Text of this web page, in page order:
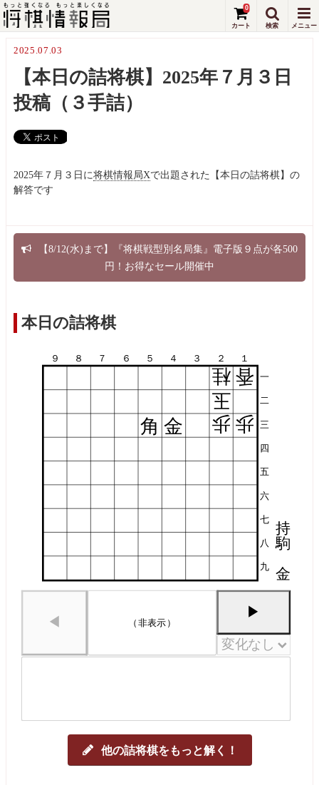
0
2025.07.03
【本日の詰将棋】2025年７月３日
投稿（３手詰）
2025年７月３日に将棋情報局Xで出題された【本日の詰将棋】の
解答です
【8/12(水)まで】『将棋戦型別名局集』電子版９点が各500
円！お得なセール開催中
本日の詰将棋
９
一
８
二
７
三
６
四
５
五
４
六
３
七
２
八
１
九
桂 香
玉
角 金 歩 歩
金
駒
持
◀ （非表示）
▶
他の詰将棋をもっと解く！